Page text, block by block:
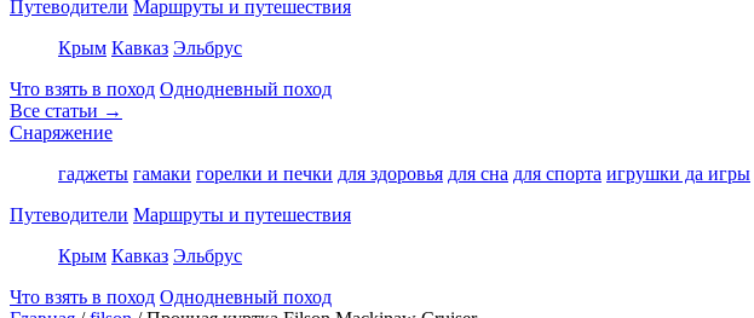
Путеводители Маршруты и путешествия
Крым Кавказ Эльбрус
Что взять в поход Однодневный поход
Все статьи →
Снаряжение
гаджеты гамаки горелки и печки для здоровья для сна для спорта игрушки да игры
Путеводители Маршруты и путешествия
Крым Кавказ Эльбрус
Что взять в поход Однодневный поход